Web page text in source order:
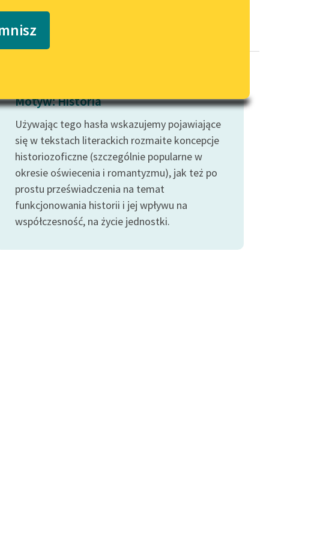
w formacie PDF
wrażliwych
Deklaracja dostępności
Motyw: Historia
Używając tego hasła wskazujemy pojawiające
się w tekstach literackich rozmaite koncepcje
historiozoficzne (szczególnie popularne w
okresie oświecenia i romantyzmu), jak też po
prostu przeświadczenia na temat
funkcjonowania historii i jej wpływu na
współczesność, na życie jednostki.